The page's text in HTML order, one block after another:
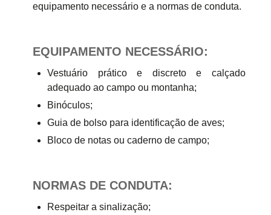
equipamento necessário e a normas de conduta.
EQUIPAMENTO NECESSÁRIO:
Vestuário prático e discreto e calçado
adequado ao campo ou montanha;
Binóculos;
Guia de bolso para identificação de aves;
Bloco de notas ou caderno de campo;
NORMAS DE CONDUTA:
Respeitar a sinalização;